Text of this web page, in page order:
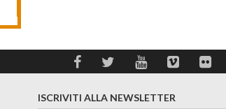
ISCRIVITI ALLA NEWSLETTER